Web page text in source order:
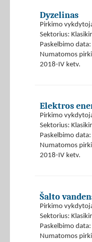
Dyzelinas
Pirkimo
Sektorius:
Paskelbimo
Numatomos
2018-IV ketv.
Elektros
Pirkimo
Sektorius:
Paskelbimo
Numatomos
2018-IV ketv.
Šalto
Pirkimo
Sektorius:
Paskelbimo
Numatomos